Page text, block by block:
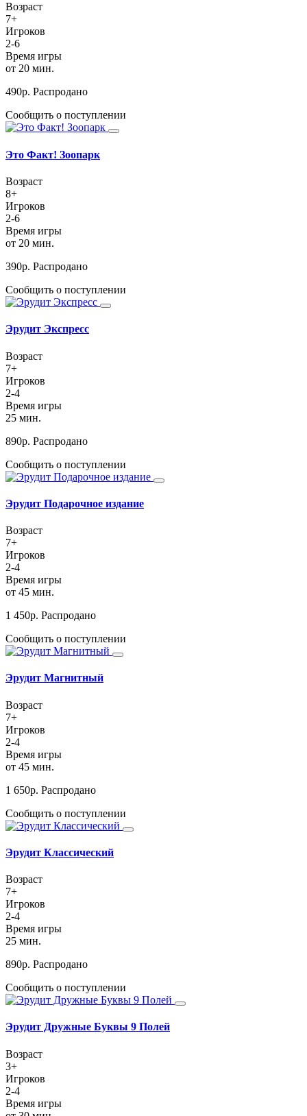
Возраст
7+
Игроков
2-6
Время игры
от 20 мин.
490р. Распродано
Сообщить о поступлении
Это Факт! Зоопарк
Возраст
8+
Игроков
2-6
Время игры
от 20 мин.
390р. Распродано
Сообщить о поступлении
Эрудит Экспресс
Возраст
7+
Игроков
2-4
Время игры
25 мин.
890р. Распродано
Сообщить о поступлении
Эрудит Подарочное издание
Возраст
7+
Игроков
2-4
Время игры
от 45 мин.
1 450р. Распродано
Сообщить о поступлении
Эрудит Магнитный
Возраст
7+
Игроков
2-4
Время игры
от 45 мин.
1 650р. Распродано
Сообщить о поступлении
Эрудит Классический
Возраст
7+
Игроков
2-4
Время игры
25 мин.
890р. Распродано
Сообщить о поступлении
Эрудит Дружные Буквы 9 Полей
Возраст
3+
Игроков
2-4
Время игры